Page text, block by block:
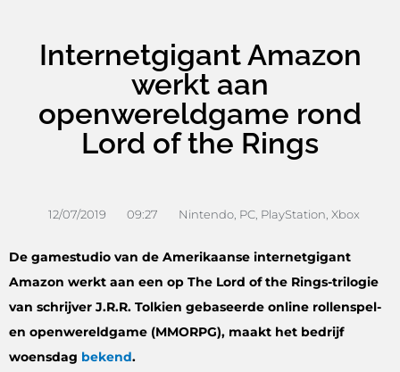
Internetgigant Amazon
werkt aan
openwereldgame rond
Lord of the Rings
12/07/2019 09:27 Nintendo, PC, PlayStation Xbox
De gamestudio van de Amerikaanse internetgigant
Amazon werkt aan een op The Lord of the Rings-trilogie
van schrijver J.R.R. Tolkien gebaseerde online rollenspel-
en openwereldgame (MMORPG), maakt het bedrijf
woensdag bekend.